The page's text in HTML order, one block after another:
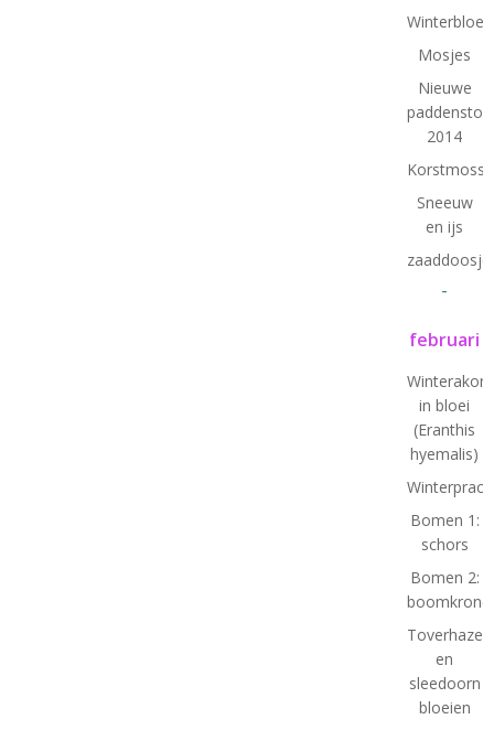
Mosjes
Nieuwe
2014
Sneeuw
en ijs
-
februari
in bloei
(Eranthis
hyemalis)
Bomen 1:
schors
Bomen 2:
en
sleedoorn
bloeien